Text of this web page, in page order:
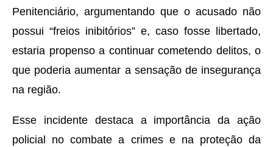
Penitenciário, argumentando que o acusado não
possui “freios inibitórios” e, caso fosse libertado,
estaria propenso a continuar cometendo delitos, o
que poderia aumentar a sensação de insegurança
na região.
Esse incidente destaca a importância da ação
policial no combate a crimes e na proteção da